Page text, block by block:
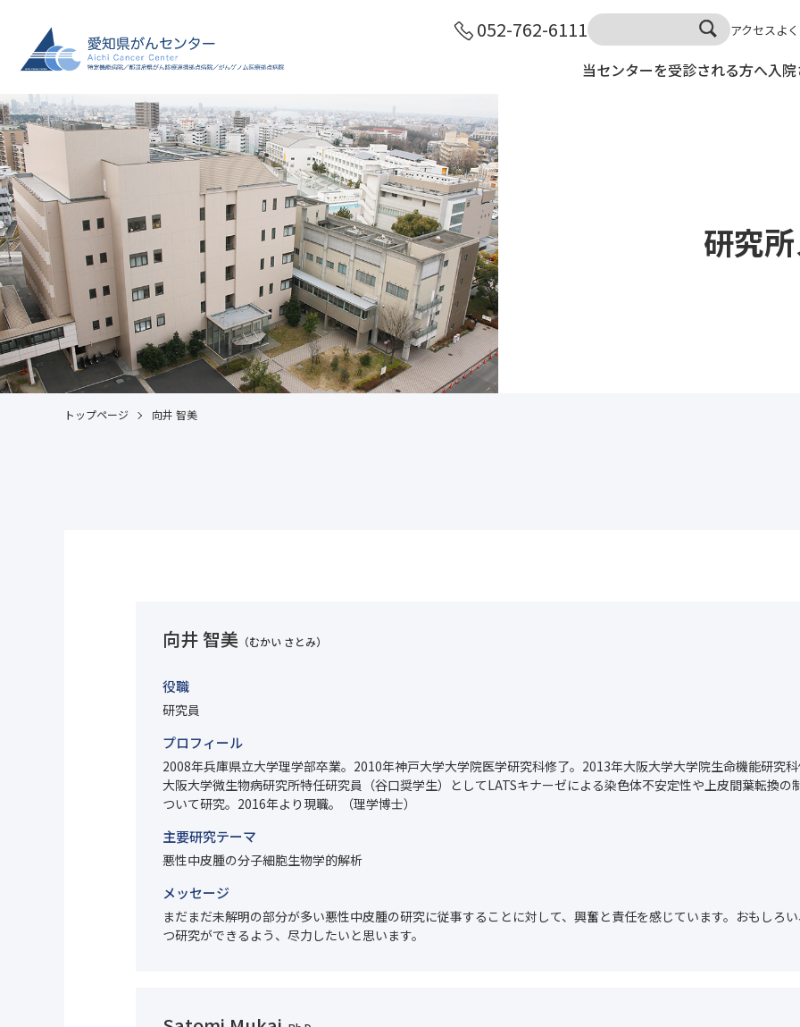
052-762-6111 アクセス よ
当センターを受診される方へ入
研究
トップページ 向井 智美
向井 智美 （むかい さとみ）
役職
研究員
プロフィール
2008年兵庫県立大学理学部卒業。2010年神戸大学大学院医学研究科修了。2013年大阪大学大学院生命機能研究
大阪大学微生物病研究所特任研究員（谷口奨学生）としてLATSキナーゼによる染色体不安定性や上皮間葉転換の
ついて研究。2016年より現職。（理学博士）
主要研究テーマ
悪性中皮腫の分子細胞生物学的解析
メッセージ
まだまだ未解明の部分が多い悪性中皮腫の研究に従事することに対して、興奮と責任を感じています。おもしろ
つ研究ができるよう、尽力したいと思います。​